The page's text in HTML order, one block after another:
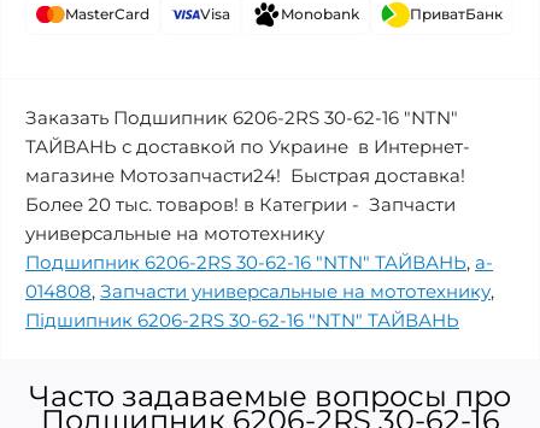
MasterCard Visa Monobank ПриватБанк
Заказать Подшипник 6206-2RS 30-62-16 "NTN"
ТАЙВАНЬ с доставкой по Украине в Интернет-
магазине Мотозапчасти24! Быстрая доставка!
Более 20 тыс. товаров! в Категрии - Запчасти
универсальные на мототехнику
Подшипник 6206-2RS 30-62-16 "NTN" ТАЙВАНЬ, a-
014808, Запчасти универсальные на мототехнику,
Підшипник 6206-2RS 30-62-16 "NTN" ТАЙВАНЬ
Часто задаваемые вопросы про
Подшипник 6206-2RS 30-62-16